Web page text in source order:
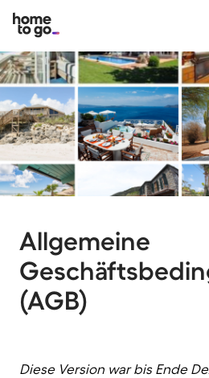
Allgemeine
(AGB)
Diese Version war bis Ende